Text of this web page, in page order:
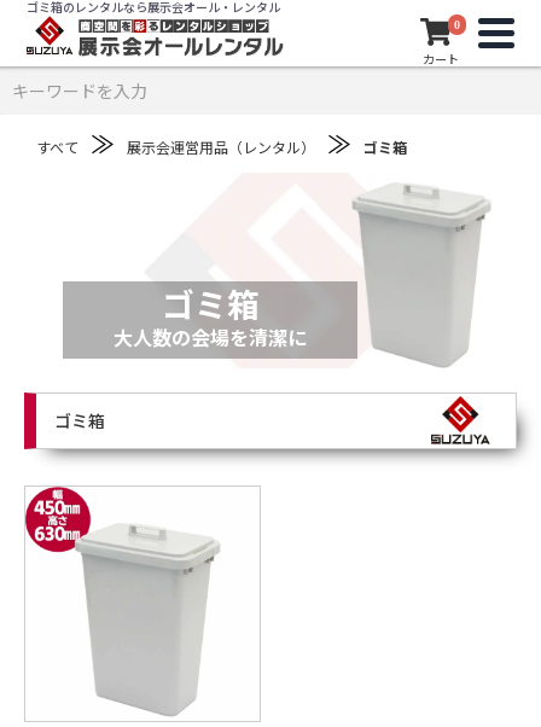
ゴミ箱のレンタルなら展示会オール・レンタル
0
カート
すべて ≫ 展示会運営用品（レンタル） ≫ ゴミ箱
ゴミ箱
大人数の会場を清潔に
ゴミ箱